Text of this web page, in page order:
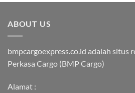
ABOUT US
bmpcargoexpress.co.id adalah situs
Perkasa Cargo (BMP Cargo)
Alamat :